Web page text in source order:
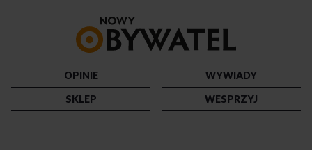
strony
OPINIE
WYWIADY
SKLEP
WESPRZYJ